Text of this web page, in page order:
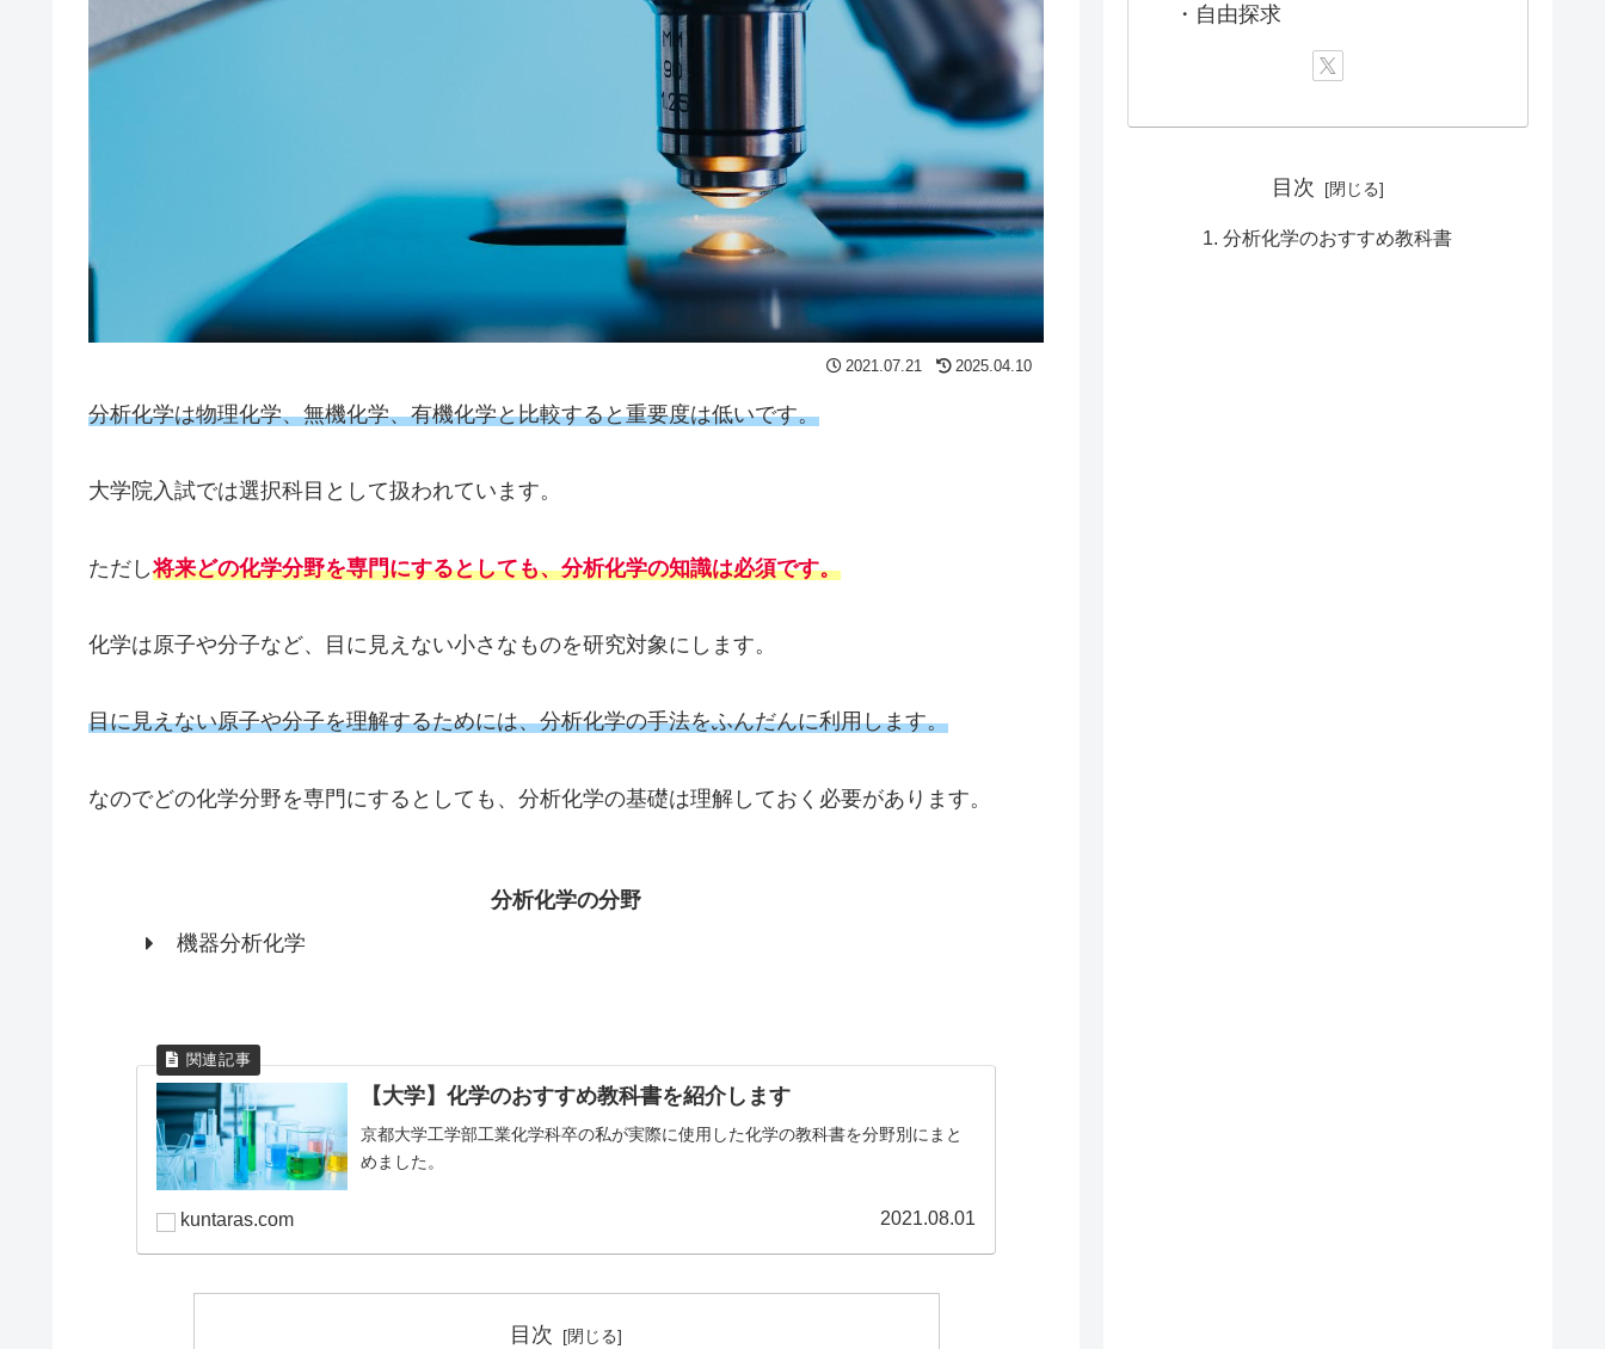
2021.07.21 2025.04.10
分析化学は物理化学、無機化学、有機化学と比較すると重要度は低いです。
大学院入試では選択科目として扱われています。
ただし将来どの化学分野を専門にするとしても、分析化学の知識は必須です。
化学は原子や分子など、目に見えない小さなものを研究対象にします。
目に見えない原子や分子を理解するためには、分析化学の手法をふんだんに利用します。
なのでどの化学分野を専門にするとしても、分析化学の基礎は理解しておく必要があります。
分析化学の分野
機器分析化学
【大学】化学のおすすめ教科書を紹介します
京都大学工学部工業化学科卒の私が実際に使用した化学の教科書を分野別にまと
めました。
kuntaras.com 2021.08.01
目次
・自由探求
目次
分析化学のおすすめ教科書